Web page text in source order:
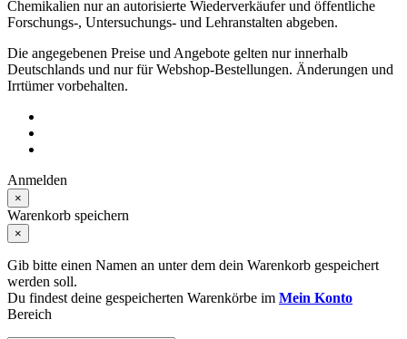
Chemikalien nur an autorisierte Wiederverkäufer und öffentliche
Forschungs-, Untersuchungs- und Lehranstalten abgeben.
Die angegebenen Preise und Angebote gelten nur innerhalb
Deutschlands und nur für Webshop-Bestellungen. Änderungen und
Irrtümer vorbehalten.
Anmelden
×
Warenkorb speichern
×
Gib bitte einen Namen an unter dem dein Warenkorb gespeichert
werden soll.
Du findest deine gespeicherten Warenkörbe im Mein Konto
Bereich